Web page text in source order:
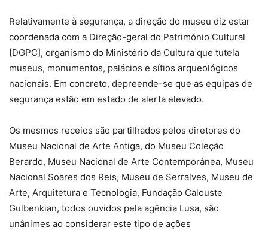
Relativamente à segurança, a direção do museu diz estar
coordenada com a Direção-geral do Património Cultural
[DGPC], organismo do Ministério da Cultura que tutela
museus, monumentos, palácios e sítios arqueológicos
nacionais. Em concreto, depreende-se que as equipas de
segurança estão em estado de alerta elevado.
Os mesmos receios são partilhados pelos diretores do
Museu Nacional de Arte Antiga, do Museu Coleção
Berardo, Museu Nacional de Arte Contemporânea, Museu
Nacional Soares dos Reis, Museu de Serralves, Museu de
Arte, Arquitetura e Tecnologia, Fundação Calouste
Gulbenkian, todos ouvidos pela agência Lusa, são
unânimes ao considerar este tipo de ações